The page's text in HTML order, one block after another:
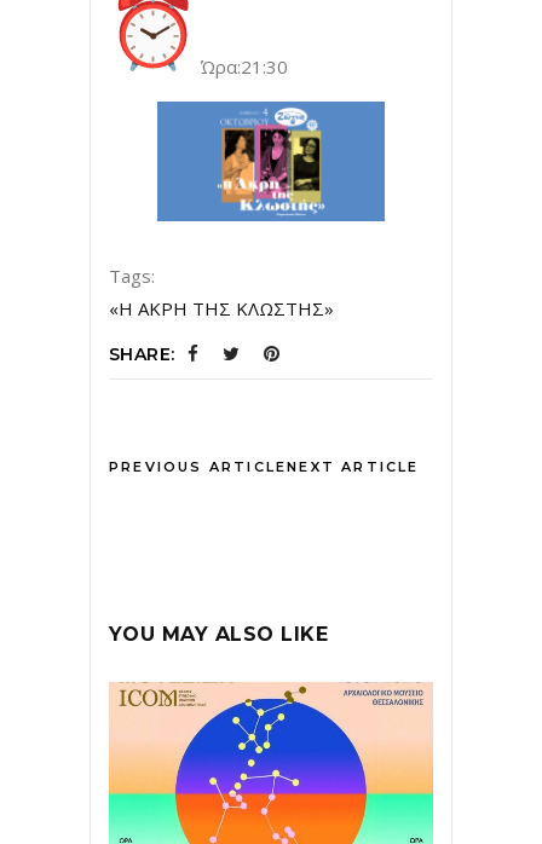
Ώρα:21:30
Tags:
«Η ΑΚΡΗ ΤΗΣ ΚΛΩΣΤΗΣ»
SHARE:
PREVIOUS ARTICLENEXT ARTICLE
YOU MAY ALSO LIKE